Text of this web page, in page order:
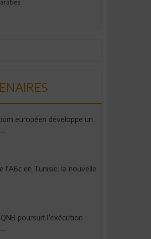
européen développe un
l'A6c en Tunisie: la nouvelle
poursuit l’exécution